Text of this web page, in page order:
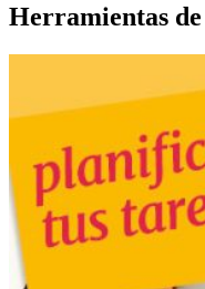
Herramientas